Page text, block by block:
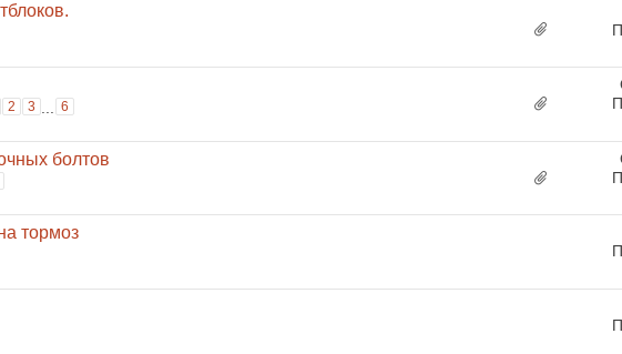
2 3 ... 6
болтов
тормоз